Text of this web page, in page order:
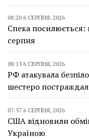
08:20 6 СЕРПНЯ, 2026
Спека посилюється:
серпня
08:13 6 СЕРПНЯ, 2026
РФ атакувала
шестеро
07:57 6 СЕРПНЯ, 2026
США відновили
Україною